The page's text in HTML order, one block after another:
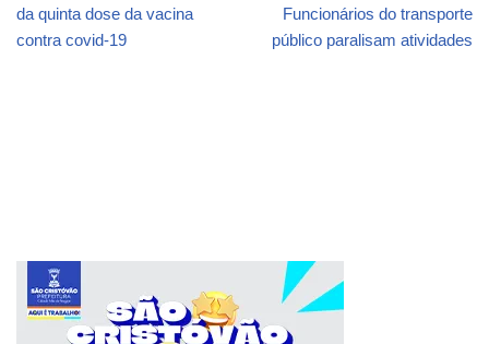
da quinta dose da vacina
contra covid-19
Funcionários do transporte
público paralisam atividades